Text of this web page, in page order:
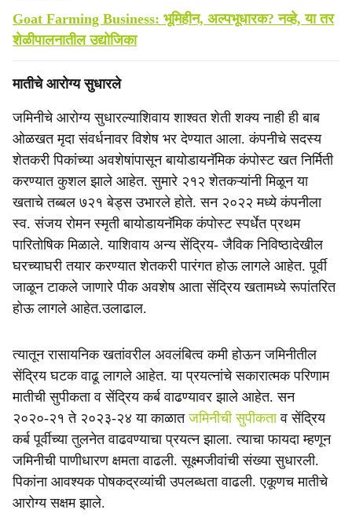
Goat Farming Business: भूमिहीन, अल्पभूधारक? नव्हे, या तर
शेळीपालनातील उद्योजिका
मातीचे आरोग्य सुधारले
जमिनीचे आरोग्य सुधारल्याशिवाय शाश्वत शेती शक्य नाही ही बाब
ओळखत मृदा संवर्धनावर विशेष भर देण्यात आला. कंपनीचे सदस्य
शेतकरी पिकांच्या अवशेषांपासून बायोडायनॅमिक कंपोस्ट खत निर्मिती
करण्यात कुशल झाले आहेत. सुमारे २१२ शेतकऱ्यांनी मिळून या
खताचे तब्बल ७२१ बेड्‍स उभारले होते. सन २०२२ मध्ये कंपनीला
स्व. संजय रोमन स्मृती बायोडायनॅमिक कंपोस्ट स्पर्धेत प्रथम
पारितोषिक मिळाले. याशिवाय अन्य सेंद्रिय- जैविक निविष्ठादेखील
घरच्याघरी तयार करण्यात शेतकरी पारंगत होऊ लागले आहेत. पूर्वी
जाळून टाकले जाणारे पीक अवशेष आता सेंद्रिय खतामध्ये रूपांतरित
होऊ लागले आहेत.उलाढाल.
त्यातून रासायनिक खतांवरील अवलंबित्व कमी होऊन जमिनीतील
सेंद्रिय घटक वाढू लागले आहेत. या प्रयत्नांचे सकारात्मक परिणाम
मातीची सुपीकता व सेंद्रिय कर्ब वाढण्यावर झाले आहेत. सन
२०२०-२१ ते २०२३-२४ या काळातजमिनीची सुपीकताव सेंद्रिय
कर्ब पूर्वीच्या तुलनेत वाढवण्याचा प्रयत्न झाला. त्याचा फायदा म्हणून
जमिनीची पाणीधारण क्षमता वाढली. सूक्ष्मजीवांची संख्या सुधारली.
पिकांना आवश्यक पोषकद्रव्यांची उपलब्धता वाढली. एकूणच मातीचे
आरोग्य सक्षम झाले.